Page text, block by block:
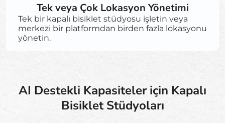
Tek veya Çok Lokasyon Yönetimi
Tek bir kapalı bisiklet stüdyosu işletin veya
merkezi bir platformdan birden fazla lokasyonu
yönetin.
AI Destekli Kapasiteler için Kapalı
Bisiklet Stüdyoları